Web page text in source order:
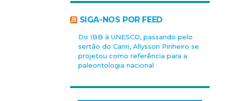
SIGA-NOS POR FEED
Do IBB à UNESCO, passando pelo
sertão do Cariri, Allysson Pinheiro se
projetou como referência para a
paleontologia nacional